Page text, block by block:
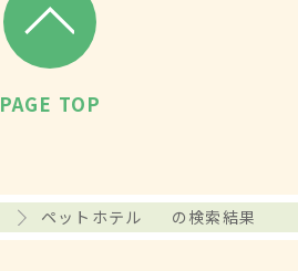
PAGE TOP
ペットホテル の検索結果